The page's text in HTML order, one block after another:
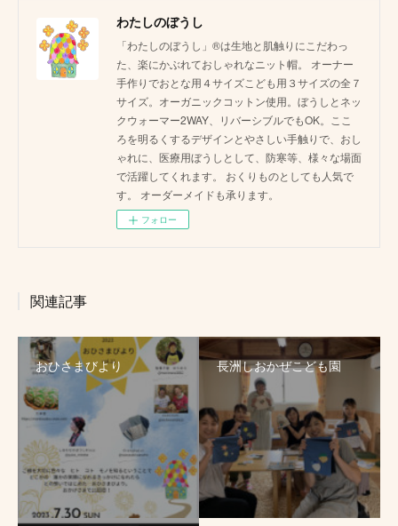
わたしのぼうし
「わたしのぼうし」®は生地と肌触りにこだわっ
た、楽にかぶれておしゃれなニット帽。 オーナー
手作りでおとな用４サイズこども用３サイズの全７
サイズ。オーガニックコットン使用。ぼうしとネッ
クウォーマー2WAY、リバーシブルでもOK。ここ
ろを明るくするデザインとやさしい手触りで、おし
ゃれに、医療用ぼうしとして、防寒等、様々な場面
で活躍してくれます。 おくりものとしても人気で
す。 オーダーメイドも承ります。
フォロー
関連記事
おひさまびより 長洲しおかぜこども園